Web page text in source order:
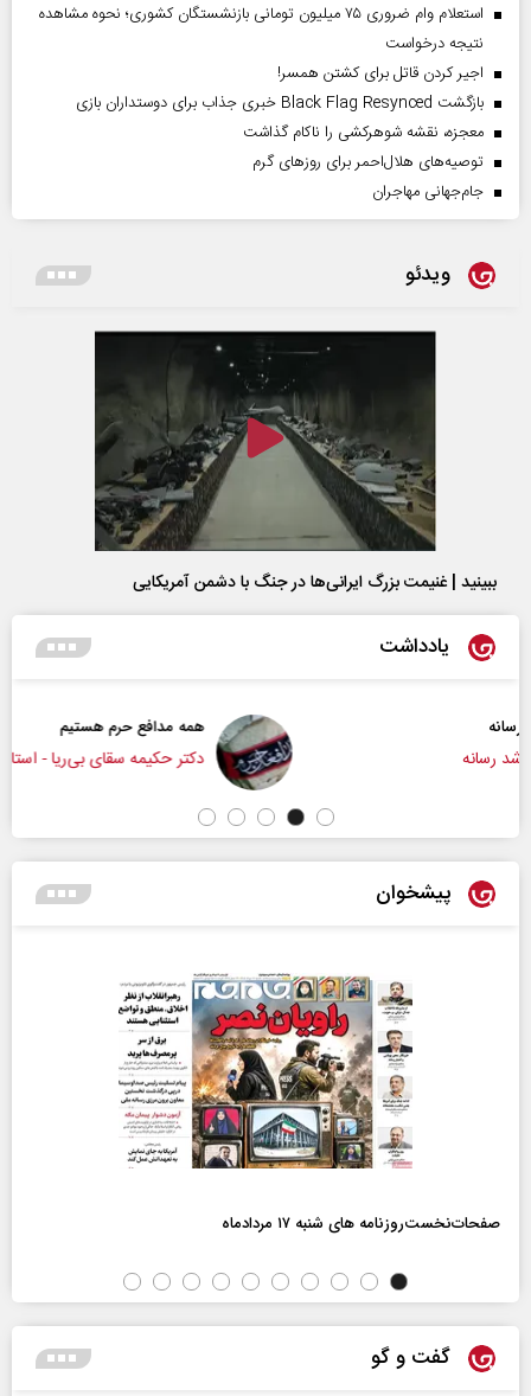
استعلام وام ضروری ۷۵ میلیون تومانی بازنشستگان کشوری؛ نحوه مشاهده
نتیجه درخواست
اجیر کردن قاتل برای کشتن همسر!
بازگشت Black Flag Resynced خبری جذاب برای دوستداران بازی
معجزه، نقشه شوهرکشی را ناکام گذاشت
توصیه‌های هلال‌احمر برای روز‌های گرم
جام‌جهانی مهاجران
ویدئو
ببینید | غنیمت بزرگ ایرانی‌ها در جنگ با دشمن آمریکایی
یادداشت
همه مدافع حرم هستیم
دکتر حکیمه سقای بی‌ریا - استادیار دانشگاه تهران
پیشخوان
صفحات‌نخست‌روزنامه ها‌ی شنبه ۱۷ مردادماه
گفت و گو